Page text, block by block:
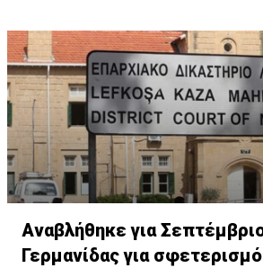
Αναβλήθηκε για
Γερμανίδας για